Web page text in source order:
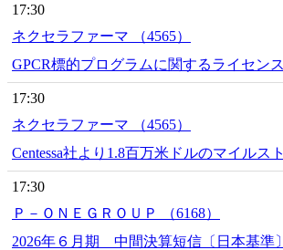
17:30
ネクセラファーマ （4565）
GPCR標的プログラムに関するライセン
17:30
ネクセラファーマ （4565）
Centessa社より1.8百万米ドルのマイルス
17:30
Ｐ－ＯＮＥＧＲＯＵＰ （6168）
2026年６月期 中間決算短信〔日本基準